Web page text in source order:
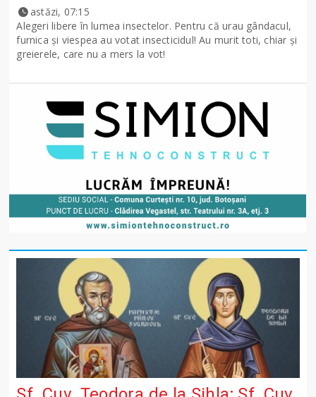
astăzi, 07:15
Alegeri libere în lumea insectelor. Pentru că urau gândacul,
furnica și viespea au votat insecticidul! Au murit toti, chiar și
greierele, care nu a mers la vot!